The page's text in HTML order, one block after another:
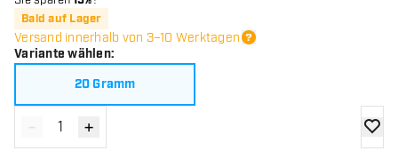
Bald auf Lager
Versand innerhalb von 3–10 Werktagen
Variante wählen:
20 Gramm
Menge verringern
- Menge erhöhen
+ Zur